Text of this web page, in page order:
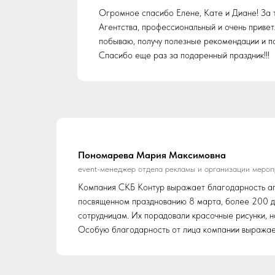
Огромное спасибо Елене, Кате и Диане! За
Агентства, профессиональный и очень
побываю, получу полезные рекомендации и
Спасибо еще раз за подаренный праздник!!!
Пономарева Мария Максимовна
event-менеджер отдела рекламы и организации
Компания СКБ Контур выражает благодарность
посвященном празднованию 8 марта, более 200
сотрудницам. Их порадовали красочные
Особую благодарность от лица компании